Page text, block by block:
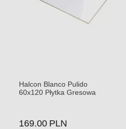
Halcon Blanco Pulido
60x120 Płytka Gresowa
169.00 PLN